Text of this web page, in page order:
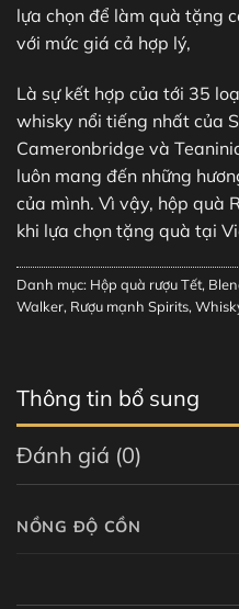
lựa chọn để làm quà tặng
với mức giá cả hợp lý,
Là sự kết hợp của tới 35
whisky nổi tiếng nhất của
Cameronbridge và
luôn mang đến những
của mình. Vì vậy, hộp quà
khi lựa chọn tặng quà tại
Danh mục: Hộp quà rượu Tết,
Walker, Rượu mạnh Spirits,
Thông tin bổ sung
Đánh giá (0)
NỒNG ĐỘ CỒN